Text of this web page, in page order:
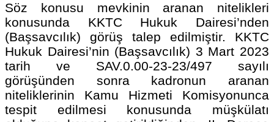
Söz konusu mevkinin aranan nitelikleri
konusunda KKTC Hukuk Dairesi’nden
(Başsavcılık) görüş talep edilmiştir. KKTC
Hukuk Dairesi’nin (Başsavcılık) 3 Mart 2023
tarih ve SAV.0.00-23-23/497 sayılı
görüşünden sonra kadronun aranan
niteliklerinin Kamu Hizmeti Komisyonunca
tespit edilmesi konusunda müşkülatı